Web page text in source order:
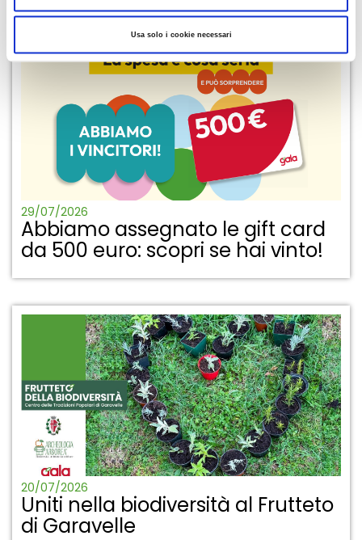
Usa solo i cookie necessari
29/07/2026
Abbiamo assegnato le gift card
da 500 euro: scopri se hai vinto!
20/07/2026
Uniti nella biodiversità al Frutteto
di Garavelle